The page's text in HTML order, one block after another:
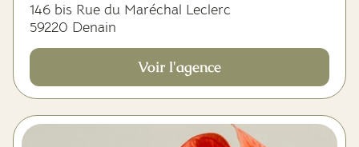
146 bis Rue du Maréchal Leclerc
59220 Denain
Voir l'agence